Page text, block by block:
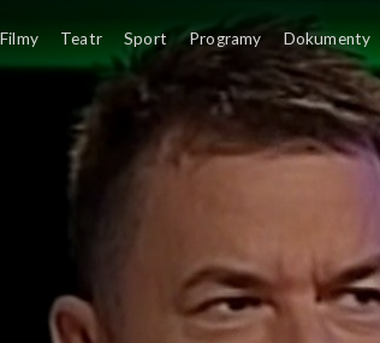
Filmy Teatr Sport Programy Dokumenty